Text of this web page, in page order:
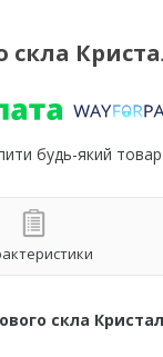
скла
будь-який
скла